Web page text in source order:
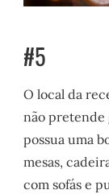
#5
O local da
não pretende
possua uma
mesas,
com sofás e